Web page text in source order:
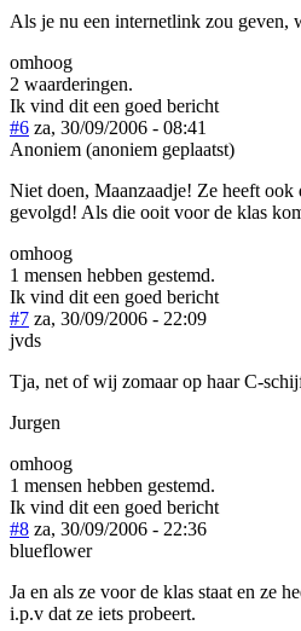
Als je nu een internetlink zou geven,
omhoog
2 waarderingen.
Ik vind dit een goed bericht
#6 za, 30/09/2006 - 08:41
Anoniem (anoniem geplaatst)
Niet doen, Maanzaadje! Ze heeft ook
gevolgd! Als die ooit voor de klas
omhoog
1 mensen hebben gestemd.
Ik vind dit een goed bericht
#7 za, 30/09/2006 - 22:09
jvds
Tja, net of wij zomaar op haar C-
Jurgen
omhoog
1 mensen hebben gestemd.
Ik vind dit een goed bericht
#8 za, 30/09/2006 - 22:36
blueflower
Ja en als ze voor de klas staat en ze
i.p.v dat ze iets probeert.